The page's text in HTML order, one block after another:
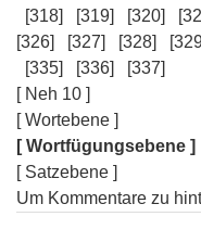
[318]
[319] [320]
[326]
[327] [328]
[335]
[336]
[337]
[ Neh 10 ]
[ Wortebene ]
[ Wortfügungsebene ]
[ Satzebene ]
Um Kommentare zu